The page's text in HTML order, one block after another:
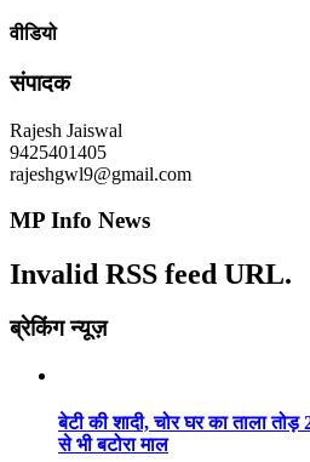
वीडियो
संपादक
Rajesh Jaiswal
9425401405
rajeshgwl9@gmail.com
MP Info News
Invalid RSS feed URL.
ब्रेकिंग न्यूज़
बेटी की शादी, चोर घर का ताला
से भी बटोरा माल